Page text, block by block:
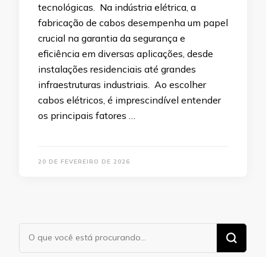
tecnológicas. Na indústria elétrica, a
fabricação de cabos desempenha um papel
crucial na garantia da segurança e
eficiência em diversas aplicações, desde
instalações residenciais até grandes
infraestruturas industriais. Ao escolher
cabos elétricos, é imprescindível entender
os principais fatores …
20 DE FEVEREIRO DE 2026
Procurando
algo?